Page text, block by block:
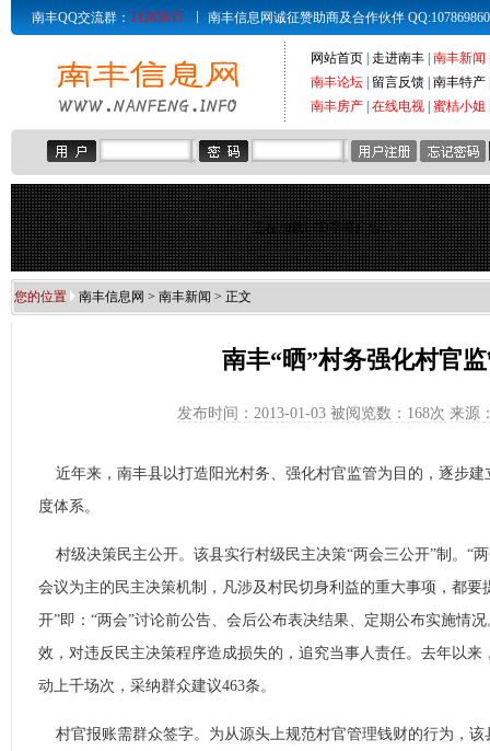
南丰QQ交流群： 21285835 南丰信息网诚征赞助商及合作伙伴
网站首页 走进南丰 南丰新闻
南丰论坛
留言反馈 南丰特产
南丰房产 在线电视 蜜桔小姐
正在加载LED字幕广告...
您的位置 南丰信息网 > 南丰新闻 > 正文
南丰“晒”村务强化村官
发布时间：2013-01-03 被阅览数： 168次 来源
近年来，南丰县以打造阳光村务、强化村官监管为目的，逐步建
度体系。
村级决策民主公开。该县实行村级民主决策“两会三公开”制。“
会议为主的民主决策机制，凡涉及村民切身利益的重大事项，都要
开”即：“两会”讨论前公告、会后公布表决结果、定期公布实施情
效，对违反民主决策程序造成损失的，追究当事人责任。去年以来
动上千场次，采纳群众建议463条。
村官报账需群众签字。为从源头上规范村官管理钱财的行为，该